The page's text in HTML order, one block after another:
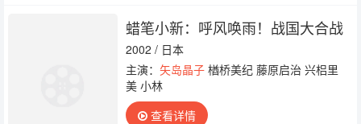
蜡笔小新：呼风唤雨！战国大合战
2002 / 日本
主演： 矢岛晶子楢桥美纪 藤原启治 兴梠里
美 小林
查看详情